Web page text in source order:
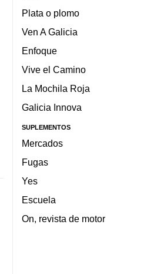
Plata o plomo
Ven A Galicia
Enfoque
Vive el Camino
La Mochila Roja
Galicia Innova
SUPLEMENTOS
Mercados
Fugas
Yes
Escuela
On, revista de motor